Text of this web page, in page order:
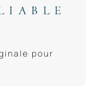
pour